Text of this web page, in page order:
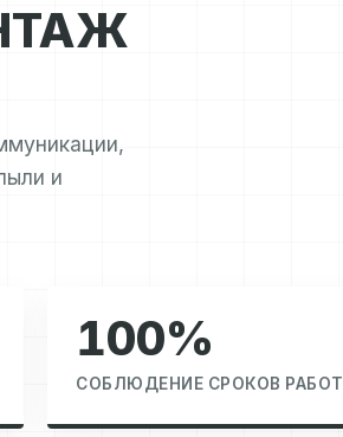
и
100%
СОБЛЮДЕНИЕ СРОКОВ РАБОТ